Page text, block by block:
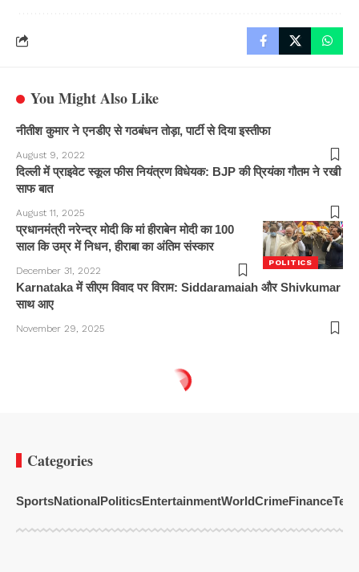
You Might Also Like
नीतीश कुमार ने एनडीए से गठबंधन तोड़ा, पार्टी से दिया इस्तीफा
August 9, 2022
दिल्ली में प्राइवेट स्कूल फीस नियंत्रण विधेयक: BJP की प्रियंका गौतम ने रखी
साफ बात
August 11, 2025
POLITICS
प्रधानमंत्री नरेन्द्र मोदी कि मां हीराबेन मोदी का 100
साल कि उम्र में निधन, हीराबा का अंतिम संस्कार
December 31, 2022
Karnataka में सीएम विवाद पर विराम: Siddaramaiah और Shivkumar
साथ आए
November 29, 2025
Categories
SportsNationalPoliticsEntertainmentWorldCrimeFinance